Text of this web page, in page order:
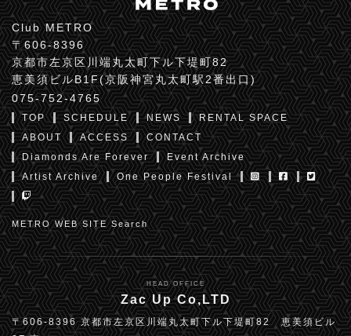
Club METRO
〒606-8396
京都市左京区川端丸太町下ル下堤町82
恵美須ビルB1F(京阪神宮丸太町駅2番出口)
075-752-4765
TOP SCHEDULE NEWS
RENTAL SPACE
ABOUT
ACCESS
CONTACT
Diamonds Are Forever
Event Archive
Artist Archive
One People Festival
METRO WEB SITE Search
HEAD OFFICE
Zac Up Co,LTD
〒606-8396 京都市左京区川端丸太町下ル下堤町82 恵美須ビル